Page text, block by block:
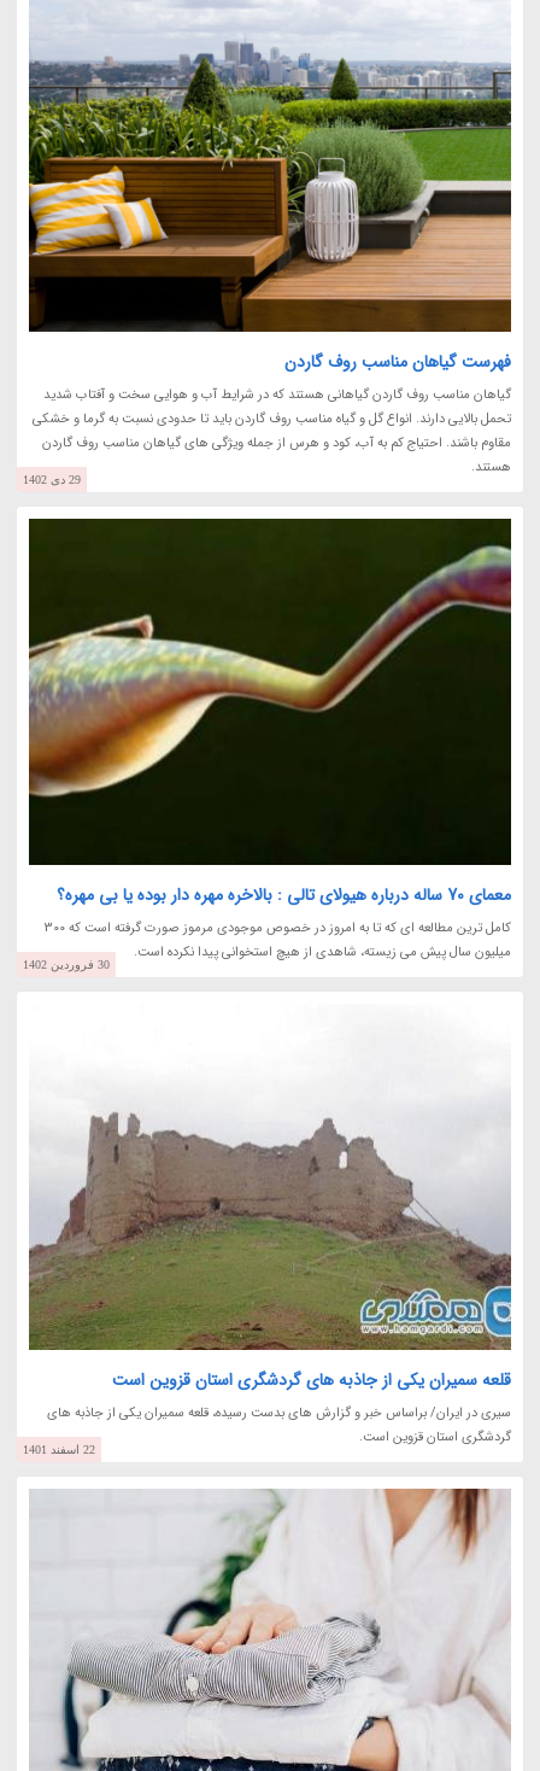
فهرست گیاهان مناسب روف گاردن
گیاهان مناسب روف گاردن گیاهانی هستند که در شرایط آب و هوایی سخت و آفتاب شدید
تحمل بالایی دارند. انواع گل و گیاه مناسب روف گاردن باید تا حدودی نسبت به گرما و خشکی
مقاوم باشند. احتیاج کم به آب، کود و هرس از جمله ویژگی های گیاهان مناسب روف گاردن
هستند.
29 دی 1402
معمای 70 ساله درباره هیولای تالی : بالاخره مهره دار بوده یا بی مهره؟
کامل ترین مطالعه ای که تا به امروز در خصوص موجودی مرموز صورت گرفته است که 300
میلیون سال پیش می زیسته، شاهدی از هیچ استخوانی پیدا نکرده است.
30 فروردین 1402
قلعه سمیران یکی از جاذبه های گردشگری استان قزوین است
سیری در ایران/ براساس خبر و گزارش های بدست رسیده، قلعه سمیران یکی از جاذبه های
گردشگری استان قزوین است.
22 اسفند 1401